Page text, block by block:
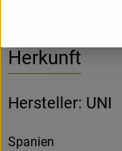
Herkunft
Hersteller: UNI
Spanien